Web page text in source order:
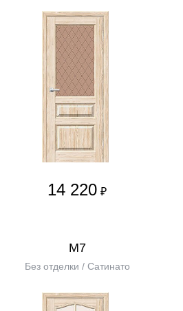
14 220 ₽
М7
Без отделки / Сатинато